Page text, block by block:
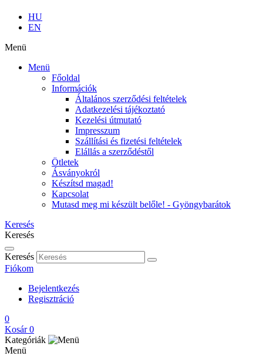
HU
EN
Menü
Menü
Főoldal
Információk
Általános szerződési feltételek
Adatkezelési tájékoztató
Kezelési útmutató
Impresszum
Szállítási és fizetési feltételek
Elállás a szerződéstől
Ötletek
Ásványokról
Készítsd magad!
Kapcsolat
Mutasd meg mi készült belőle! - Gyöngybarátok
Keresés
Keresés
Keresés
Fiókom
Bejelentkezés
Regisztráció
0
Kosár 0
Kategóriák
Menü